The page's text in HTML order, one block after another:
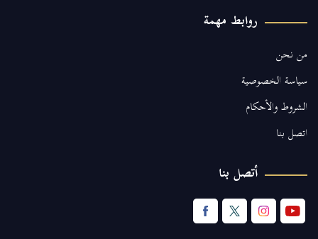
روابط مهمة
من نحن
سياسة الخصوصية
الشروط والأحكام
اتصل بنا
أتصل بنا